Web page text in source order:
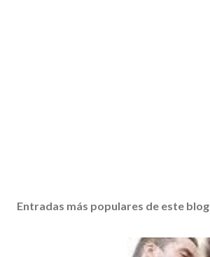
Entradas más populares de este blog